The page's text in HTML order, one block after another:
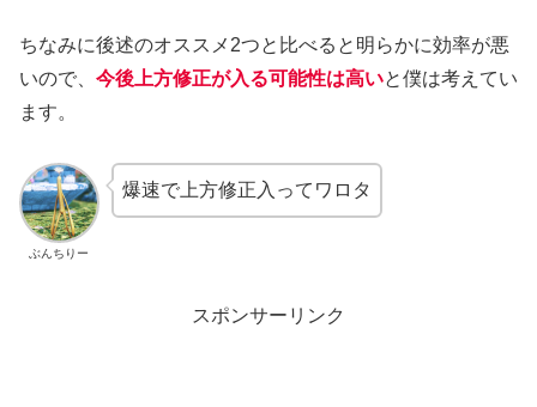
ちなみに後述のオススメ2つと比べると明らかに効率が悪
いので、 今後上方修正が入る可能性は高いと僕は考えてい
ます。
ぶんちりー
爆速で上方修正入ってワロタ
スポンサーリンク